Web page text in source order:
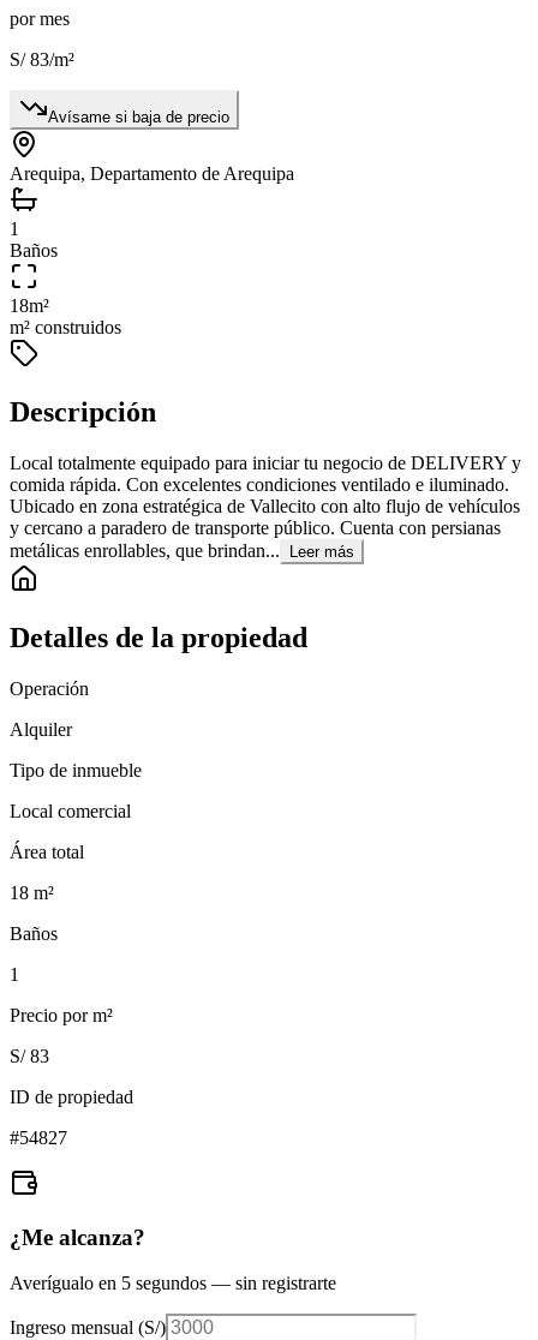
por mes
S/ 83/m²
Avísame si baja de precio
Arequipa, Departamento de Arequipa
1
Baños
18m²
m² construidos
Descripción
Local totalmente equipado para iniciar tu negocio de DELIVERY y
comida rápida. Con excelentes condiciones ventilado e iluminado.
Ubicado en zona estratégica de Vallecito con alto flujo de vehículos
y cercano a paradero de transporte público. Cuenta con persianas
metálicas enrollables, que brindan...
Leer más
Detalles de la propiedad
Operación
Alquiler
Tipo de inmueble
Local comercial
Área total
18 m²
Baños
1
Precio por m²
S/ 83
ID de propiedad
#54827
¿Me alcanza?
Averígualo en 5 segundos — sin registrarte
Ingreso mensual (S/)